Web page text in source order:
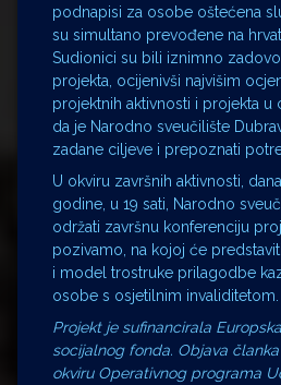
podnapisi za osobe oštećena
su simultano prevođene na
Sudionici su bili iznimno
projekta, ocijenivši najvišim
projektnih aktivnosti i projekta u
da je Narodno sveučilište
zadane ciljeve i prepoznati
U okviru završnih aktivnosti,
godine, u 19 sati, Narodno
održati završnu konferenciju
pozivamo, na kojoj će
i model trostruke prilagodbe
osobe s osjetilnim invaliditetom.
Projekt je sufinancirala
socijalnog fonda. Objava
okviru Operativnog programa